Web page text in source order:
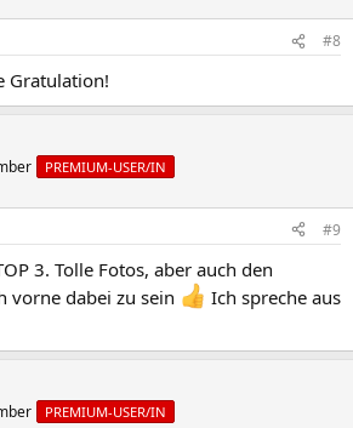
#8
Gratulation!
PREMIUM-USER/IN
#9
3. Tolle Fotos, aber auch den
vorne dabei zu sein
Ich spreche aus
PREMIUM-USER/IN